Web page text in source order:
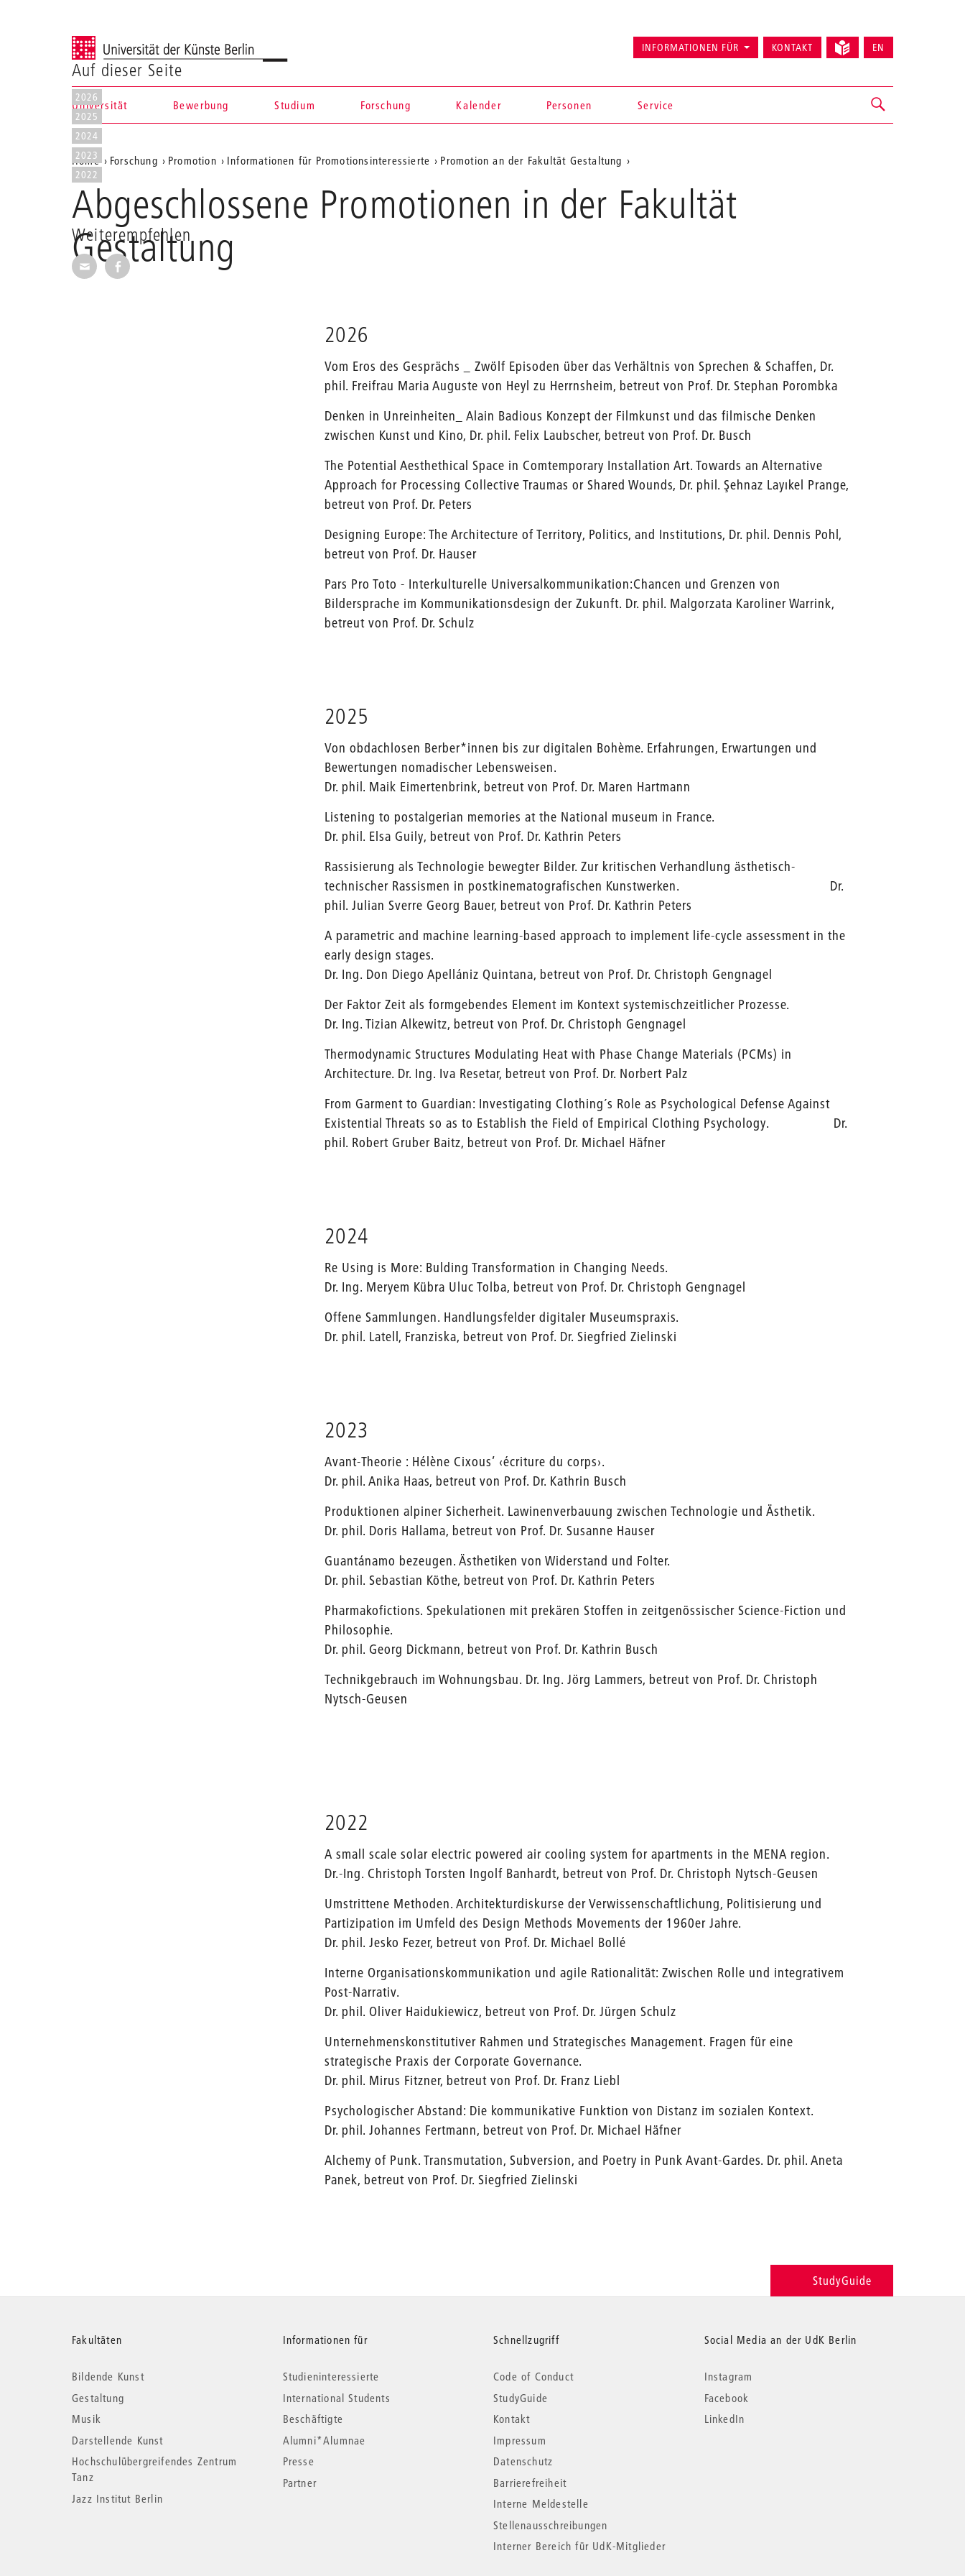
Universität der Künste Berlin
Navigation &
Suche
Universität Bewerbung Studium Forschung Kalender Personen Service
INFORMATIONEN FÜR KONTAKT EN
Aktuelle
Position
auf
der
Webseite
Home Forschung Promotion Informationen für Promotionsinteressierte Promotion an der Fakultät Gestaltung
Abgeschlossene Promotionen in der Fakultät
Gestaltung
Auf dieser Seite
2026
2025
2024
2023
2022
Weiterempfehlen
Seite per E-Mail weiterempfehlen
Seite auf Facebook weiterempfehlen
2026
Vom Eros des Gesprächs _ Zwölf Episoden über das Verhältnis von Sprechen & Schaffen, Dr.
phil. Freifrau Maria Auguste von Heyl zu Herrnsheim, betreut von Prof. Dr. Stephan Porombka
Denken in Unreinheiten_ Alain Badious Konzept der Filmkunst und das filmische Denken
zwischen Kunst und Kino, Dr. phil. Felix Laubscher, betreut von Prof. Dr. Busch
The Potential Aesthethical Space in Comtemporary Installation Art. Towards an Alternative
Approach for Processing Collective Traumas or Shared Wounds, Dr. phil. Şehnaz Layıkel Prange,
betreut von Prof. Dr. Peters
Designing Europe: The Architecture of Territory, Politics, and Institutions, Dr. phil. Dennis Pohl,
betreut von Prof. Dr. Hauser
Pars Pro Toto - Interkulturelle Universalkommunikation:Chancen und Grenzen von
Bildersprache im Kommunikationsdesign der Zukunft. Dr. phil. Malgorzata Karoliner Warrink,
betreut von Prof. Dr. Schulz
2025
Von obdachlosen Berber*innen bis zur digitalen Bohème. Erfahrungen, Erwartungen und
Bewertungen nomadischer Lebensweisen.
Dr. phil. Maik Eimertenbrink, betreut von Prof. Dr. Maren Hartmann
Listening to postalgerian memories at the National museum in France.
Dr. phil. Elsa Guily, betreut von Prof. Dr. Kathrin Peters
Rassisierung als Technologie bewegter Bilder. Zur kritischen Verhandlung ästhetisch-
technischer Rassismen in postkinematografischen Kunstwerken. Dr.
phil. Julian Sverre Georg Bauer, betreut von Prof. Dr. Kathrin Peters
A parametric and machine learning-based approach to implement life-cycle assessment in the
early design stages.
Dr. Ing. Don Diego Apellániz Quintana, betreut von Prof. Dr. Christoph Gengnagel
Der Faktor Zeit als formgebendes Element im Kontext systemischzeitlicher Prozesse.
Dr. Ing. Tizian Alkewitz, betreut von Prof. Dr. Christoph Gengnagel
Thermodynamic Structures Modulating Heat with Phase Change Materials (PCMs) in
Architecture. Dr. Ing. Iva Resetar, betreut von Prof. Dr. Norbert Palz
From Garment to Guardian: Investigating Clothing´s Role as Psychological Defense Against
Existential Threats so as to Establish the Field of Empirical Clothing Psychology. Dr.
phil. Robert Gruber Baitz, betreut von Prof. Dr. Michael Häfner
2024
Re Using is More: Bulding Transformation in Changing Needs.
Dr. Ing. Meryem Kübra Uluc Tolba, betreut von Prof. Dr. Christoph Gengnagel
Offene Sammlungen. Handlungsfelder digitaler Museumspraxis.
Dr. phil. Latell, Franziska, betreut von Prof. Dr. Siegfried Zielinski
2023
Avant-Theorie : Hélène Cixous’ ‹écriture du corps›.
Dr. phil. Anika Haas, betreut von Prof. Dr. Kathrin Busch
Produktionen alpiner Sicherheit. Lawinenverbauung zwischen Technologie und Ästhetik.
Dr. phil. Doris Hallama, betreut von Prof. Dr. Susanne Hauser
Guantánamo bezeugen. Ästhetiken von Widerstand und Folter.
Dr. phil. Sebastian Köthe, betreut von Prof. Dr. Kathrin Peters
Pharmakofictions. Spekulationen mit prekären Stoffen in zeitgenössischer Science-Fiction und
Philosophie.
Dr. phil. Georg Dickmann, betreut von Prof. Dr. Kathrin Busch
Technikgebrauch im Wohnungsbau. Dr. Ing. Jörg Lammers, betreut von Prof. Dr. Christoph
Nytsch-Geusen
2022
A small scale solar electric powered air cooling system for apartments in the MENA region.
Dr.-Ing. Christoph Torsten Ingolf Banhardt, betreut von Prof. Dr. Christoph Nytsch-Geusen
Umstrittene Methoden. Architekturdiskurse der Verwissenschaftlichung, Politisierung und
Partizipation im Umfeld des Design Methods Movements der 1960er Jahre.
Dr. phil. Jesko Fezer, betreut von Prof. Dr. Michael Bollé
Interne Organisationskommunikation und agile Rationalität: Zwischen Rolle und integrativem
Post-Narrativ.
Dr. phil. Oliver Haidukiewicz, betreut von Prof. Dr. Jürgen Schulz
Unternehmenskonstitutiver Rahmen und Strategisches Management. Fragen für eine
strategische Praxis der Corporate Governance.
Dr. phil. Mirus Fitzner, betreut von Prof. Dr. Franz Liebl
Psychologischer Abstand: Die kommunikative Funktion von Distanz im sozialen Kontext.
Dr. phil. Johannes Fertmann, betreut von Prof. Dr. Michael Häfner
Alchemy of Punk. Transmutation, Subversion, and Poetry in Punk Avant-Gardes. Dr. phil. Aneta
Panek, betreut von Prof. Dr. Siegfried Zielinski
StudyGuide
Weitere
Informationen
Fakultäten
Bildende Kunst
Gestaltung
Musik
Darstellende Kunst
Hochschulübergreifendes Zentrum
Tanz
Jazz Institut Berlin
Informationen für
Studieninteressierte
International Students
Beschäftigte
Alumni*Alumnae
Presse
Partner
Schnellzugriff
Code of Conduct
StudyGuide
Kontakt
Impressum
Datenschutz
Barrierefreiheit
Interne Meldestelle
Stellenausschreibungen
Interner Bereich für UdK-Mitglieder
Social Media an der UdK Berlin
Instagram
Facebook
LinkedIn